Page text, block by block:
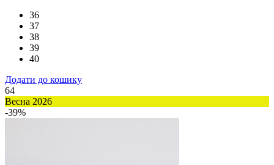
36
37
38
39
40
Додати до кошику
64
Весна 2026
-39%